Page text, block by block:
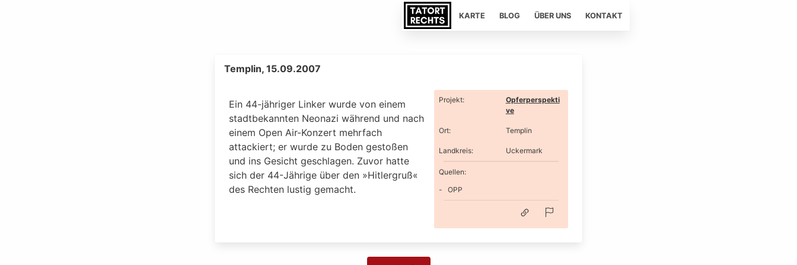
KARTE BLOG ÜBER UNS KONTAKT
Templin, 15.09.2007
Ein 44-jähriger Linker wurde von einem
stadtbekannten Neonazi während und nach
einem Open Air-Konzert mehrfach
attackiert; er wurde zu Boden gestoßen
und ins Gesicht geschlagen. Zuvor hatte
sich der 44-Jährige über den »Hitlergruß«
des Rechten lustig gemacht.
Projekt:
Opferperspekti
ve
Ort: Templin
Landkreis: Uckermark
Quellen:
OPP